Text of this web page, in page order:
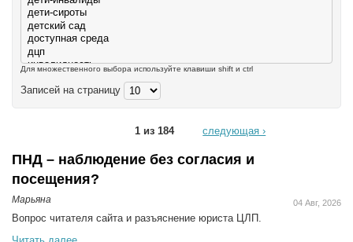
Для множественного выбора используйте клавиши shift и ctrl
Записей на страницу
1 из 184 следующая ›
ПНД – наблюдение без согласия и
посещения?
04 Авг, 2026
Марьяна
Вопрос читателя сайта и разъяснение юриста ЦЛП.